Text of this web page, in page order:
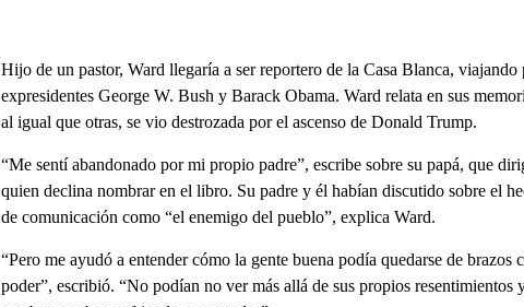
Hijo de un pastor, Ward llegaría a ser reportero de la Casa Blanca,
expresidentes George W. Bush y Barack Obama. Ward relata en sus
al igual que otras, se vio destrozada por el ascenso de Donald Trump.
“Me sentí abandonado por mi propio padre”, escribe sobre su papá, que
quien declina nombrar en el libro. Su padre y él habían discutido sobre el
de comunicación como “el enemigo del pueblo”, explica Ward.
“Pero me ayudó a entender cómo la gente buena podía quedarse de brazos
poder”, escribió. “No podían no ver más allá de sus propios resentimientos